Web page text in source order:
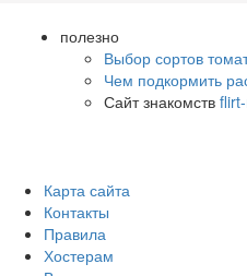
полезно
Выбор сортов
Чем подкормить
Сайт знакомств
Карта сайта
Контакты
Правила
Хостерам